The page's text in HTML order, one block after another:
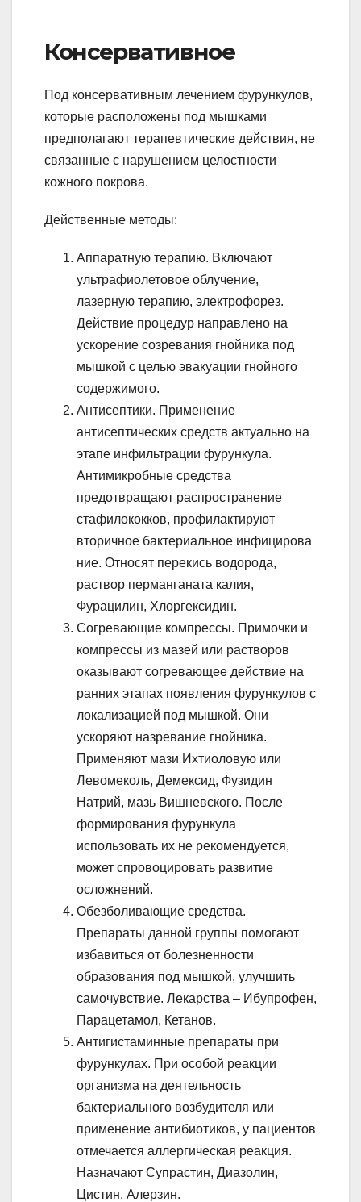
Консервативное
Под консервативным лечением фурункулов,
которые расположены под мышками
предполагают терапевтические действия, не
связанные с нарушением целостности
кожного покрова.
Действенные методы:
Аппаратную терапию. Включают
ультрафиолетовое облучение,
лазерную терапию, электрофорез.
Действие процедур направлено на
ускорение созревания гнойника под
мышкой с целью эвакуации гнойного
содержимого.
Антисептики. Применение
антисептических средств актуально на
этапе инфильтрации фурункула.
Антимикробные средства
предотвращают распространение
стафилококков, профилактируют
вторичное бактериальное инфицирова
ние. Относят перекись водорода,
раствор перманганата калия,
Фурацилин, Хлоргексидин.
Согревающие компрессы. Примочки и
компрессы из мазей или растворов
оказывают согревающее действие на
ранних этапах появления фурункулов с
локализацией под мышкой. Они
ускоряют назревание гнойника.
Применяют мази Ихтиоловую или
Левомеколь, Демексид, Фузидин
Натрий, мазь Вишневского. После
формирования фурункула
использовать их не рекомендуется,
может спровоцировать развитие
осложнений.
Обезболивающие средства.
Препараты данной группы помогают
избавиться от болезненности
образования под мышкой, улучшить
самочувствие. Лекарства – Ибупрофен,
Парацетамол, Кетанов.
Антигистаминные препараты при
фурункулах. При особой реакции
организма на деятельность
бактериального возбудителя или
применение антибиотиков, у пациентов
отмечается аллергическая реакция.
Назначают Супрастин, Диазолин,
Цистин, Алерзин.